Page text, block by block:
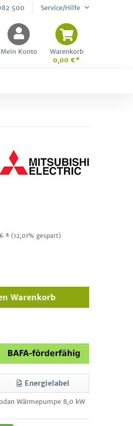
500 Service/Hilfe
Mein Konto
Warenkorb
0,00 €*
* (12,01% gespart)
Warenkorb
Energielabel
Wärmepumpe 8,0 kW